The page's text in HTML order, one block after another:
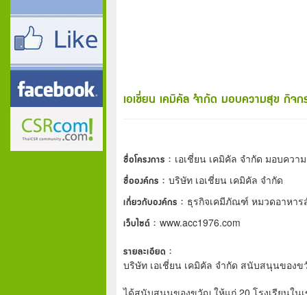
เอเชี่ยน เคมิคัล จำกัด มอบความสุข กิจ
ชื่อโครงการ : เอเชี่ยน เคมิคัล จำกัด มอบควา
ชื่อองค์กร : บริษัท เอเชี่ยน เคมิคัล จำกัด
เกี่ยวกับองค์กร : ธุรกิจเคมีภัณฑ์ หมวดอาหา
เว็บไซต์ : www.acc1976.com
รายละเอียด :
บริษัท เอเชี่ยน เคมิคัล จำกัด สนับสนุนของข
ได้สนับสนุนของขวัญ ให้แก่ 20 โรงเรียนในเ